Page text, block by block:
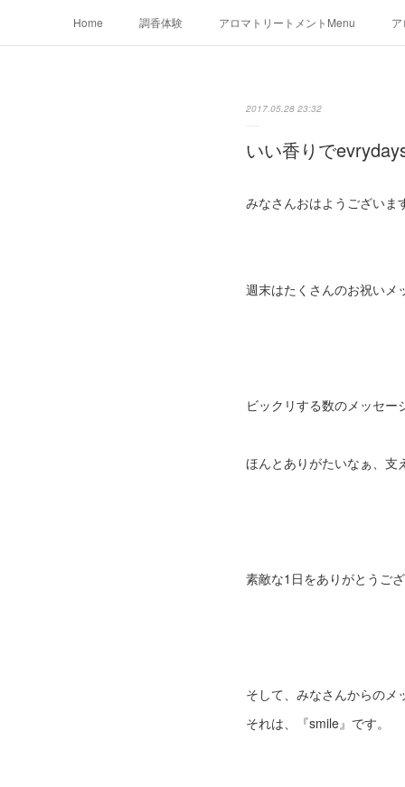
Home 調香体験 アロマトリートメントMenu
2017.05.28 23:32
いい香りで
みなさんおはようござい
週末はたくさんのお祝いメ
ビックリする数のメッセー
ほんとありがたいなぁ、支
素敵な1日をありがとうご
そして、みなさんからのメ
それは、『smile』です。